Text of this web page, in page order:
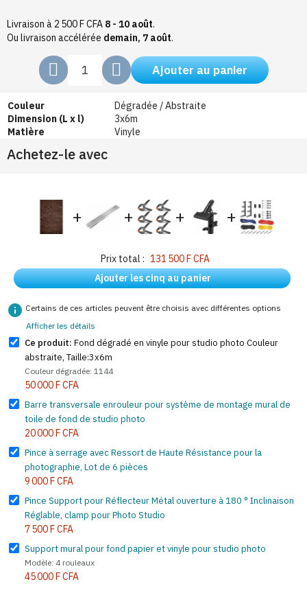
Livraison à 2 500 F CFA 8 - 10 août.
Ou livraison accélérée demain, 7 août.
Ajouter au panier
Couleur
Dégradée / Abstraite
Dimension (L x l)
3x6m
Matière
Vinyle
Achetez-le avec
+ + + +
Prix total : 131 500 F CFA
Ajouter les cinq au panier
info Certains de ces articles peuvent être choisis avec différentes options
Afficher les détails
Ce produit: Fond dégradé en vinyle pour studio photo Couleur
abstraite, Taille:3x6m
Couleur dégradée: 1144
50 000 F CFA
Barre transversale enrouleur pour système de montage mural de
toile de fond de studio photo
20 000 F CFA
Pince à serrage avec Ressort de Haute Résistance pour la
photographie, Lot de 6 pièces
9 000 F CFA
Pince Support pour Réflecteur Métal ouverture à 180 ° Inclinaison
Réglable, clamp pour Photo Studio
7 500 F CFA
Support mural pour fond papier et vinyle pour studio photo
Modèle: 4 rouleaux
45 000 F CFA